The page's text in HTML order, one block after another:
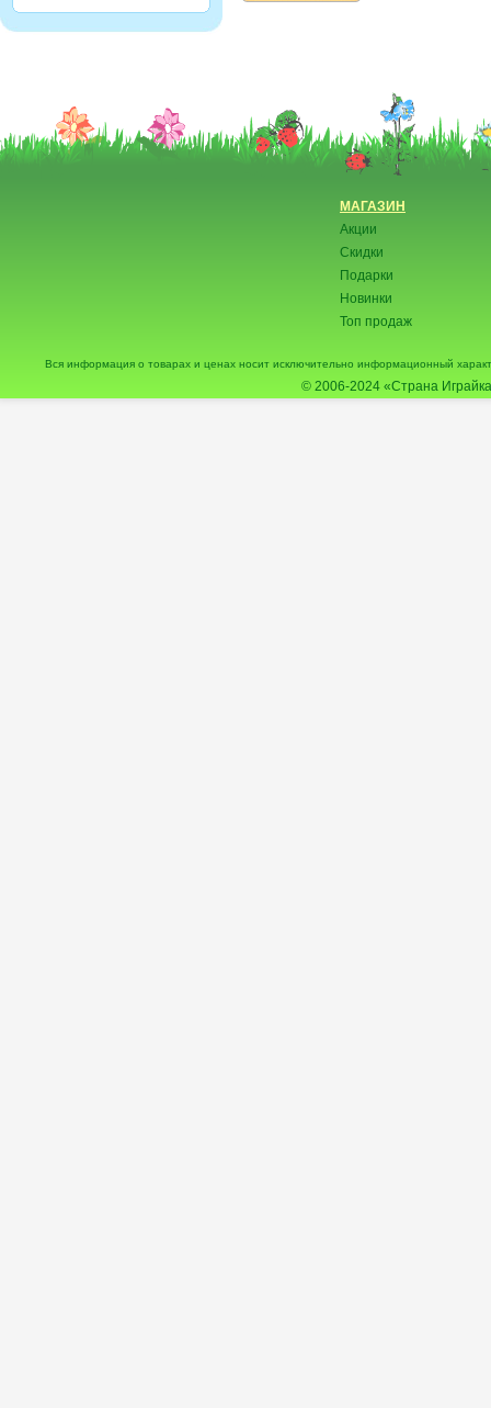
МАГАЗИН
Акции
Скидки
Подарки
Новинки
Топ продаж
Вся информация о товарах и ценах носит исключительно информационный
© 2006-2024 «Страна